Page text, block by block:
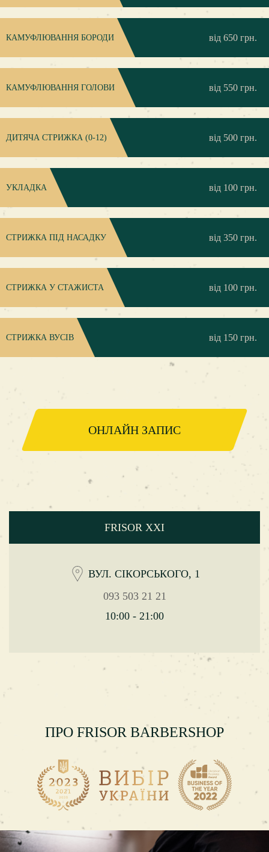
КАМУФЛЮВАННЯ БОРОДИ від 650 грн.
КАМУФЛЮВАННЯ ГОЛОВИ від 550 грн.
ДИТЯЧА СТРИЖКА (0-12) від 500 грн.
УКЛАДКА від 100 грн.
CТРИЖКА ПІД НАСАДКУ від 350 грн.
СТРИЖКА У СТАЖИСТА від 100 грн.
СТРИЖКА ВУСІВ від 150 грн.
ОНЛАЙН ЗАПИС
FRISOR XXI
ВУЛ. СІКОРСЬКОГО, 1
093 503 21 21
10:00 - 21:00
ПРО FRISOR BARBERSHOP